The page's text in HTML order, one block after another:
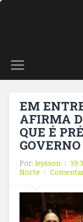
EM
AFIRMA
QUE É
Por: leysson
Norte